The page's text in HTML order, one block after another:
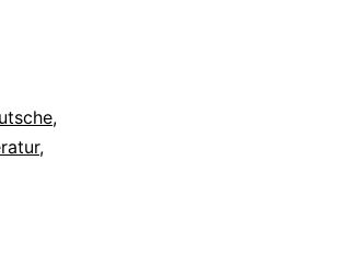
,
,